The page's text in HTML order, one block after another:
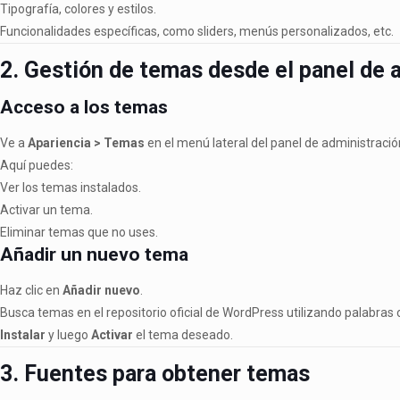
Tipografía, colores y estilos.
Funcionalidades específicas, como sliders, menús personalizados, etc.
2. Gestión de temas desde el panel de
Acceso a los temas
Ve a Apariencia > Temas en el menú lateral del panel de
Aquí puedes:
Ver los temas instalados.
Activar un tema.
Eliminar temas que no uses.
Añadir un nuevo tema
Haz clic en Añadir nuevo
Busca temas en el repositorio oficial de WordPress utilizando palabras
Instalar y luego Activar el tema deseado.
3. Fuentes para obtener temas